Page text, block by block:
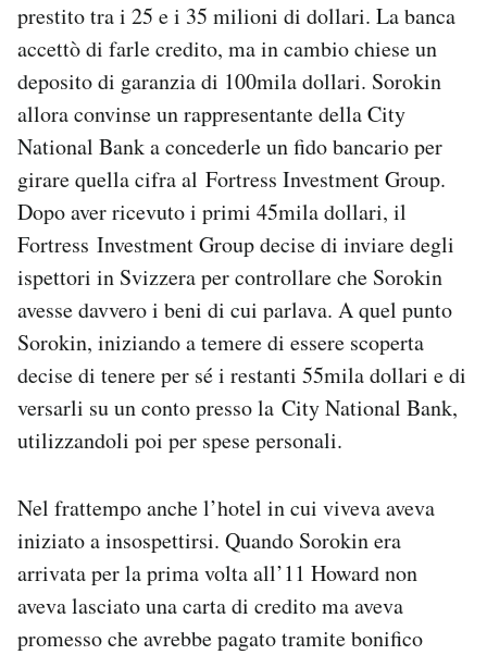
prestito tra i 25 e i 35 milioni di dollari. La banca
accettò di farle credito, ma in cambio chiese un
deposito di garanzia di 100mila dollari. Sorokin
allora convinse un rappresentante della City
National Bank a concederle un fido bancario per
girare quella cifra al Fortress Investment Group.
Dopo aver ricevuto i primi 45mila dollari, il
Fortress Investment Group decise di inviare degli
ispettori in Svizzera per controllare che Sorokin
avesse davvero i beni di cui parlava. A quel punto
Sorokin, iniziando a temere di essere scoperta
decise di tenere per sé i restanti 55mila dollari e di
versarli su un conto presso la City National Bank,
utilizzandoli poi per spese personali.
Nel frattempo anche l’hotel in cui viveva aveva
iniziato a insospettirsi. Quando Sorokin era
arrivata per la prima volta all’11 Howard non
aveva lasciato una carta di credito ma aveva
promesso che avrebbe pagato tramite bonifico